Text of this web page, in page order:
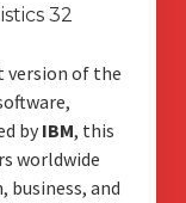
32
of the
byIBM, this
worldwide
business, and